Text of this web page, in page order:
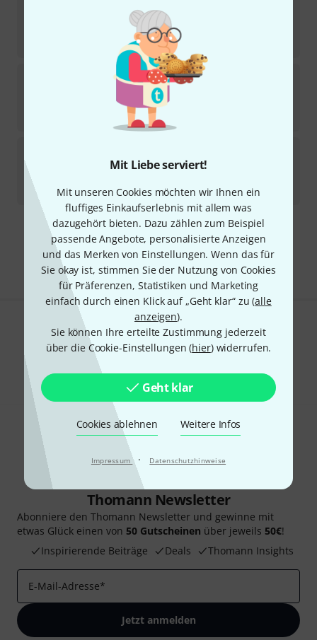
Mit Liebe serviert!
Mit unseren Cookies möchten wir Ihnen ein
fluffiges Einkaufserlebnis mit allem was
dazugehört bieten. Dazu zählen zum Beispiel
passende Angebote, personalisierte Anzeigen
und das Merken von Einstellungen. Wenn das für
Sie okay ist, stimmen Sie der Nutzung von Cookies
für Präferenzen, Statistiken und Marketing
einfach durch einen Klick auf „Geht klar“ zu (alle
anzeigen).
Sie können Ihre erteilte Zustimmung jederzeit
über die Cookie-Einstellungen (hier) widerrufen.
Geht klar
Cookies ablehnen Weitere Infos
Impressum · Datenschutzhinweise
6
In 2–3 Wochen lieferbar
Rubner El Sonido Classical Tuner Ligh
In 2–3 Wochen lieferbar
64€
Kostenloser Versand ab 29 €
Alle Preise inkl. MwSt.
Gefällt Ihnen, was Sie sehen?
Teilen
Thomann Newsletter
Abonniere den Thomann Newsletter und gewinne mit
etwas Glück einen von 50 Gutscheinen über jeweils 50€!
Inspirierende Beiträge
Deals Thomann Insights
E-Mail-Adresse*
Jetzt anmelden